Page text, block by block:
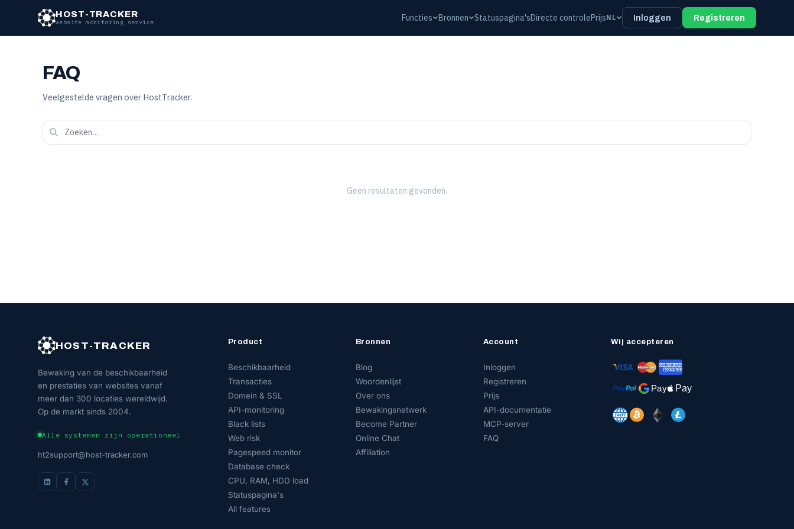
HOST-TRACKER
website monitoring service Functies Bronnen Statuspagina'sDirecte controlePrijsNL Inloggen Registreren
FAQ
Veelgestelde vragen over HostTracker.
Geen resultaten gevonden.
HOST-TRACKER
Bewaking van de beschikbaarheid
en prestaties van websites vanaf
meer dan 300 locaties wereldwijd.
Op de markt sinds 2004.
Alle systemen zijn operationeel
ht2support@host-tracker.com
Product
Beschikbaarheid
Transacties
Domein & SSL
API-monitoring
Black lists
Web risk
Pagespeed monitor
Database check
CPU, RAM, HDD load
Statuspagina's
All features
Bronnen
Blog
Woordenlijst
Over ons
Bewakingsnetwerk
Become Partner
Online Chat
Affiliation
Account
Inloggen
Registreren
Prijs
API-documentatie
MCP-server
FAQ
Wij accepteren